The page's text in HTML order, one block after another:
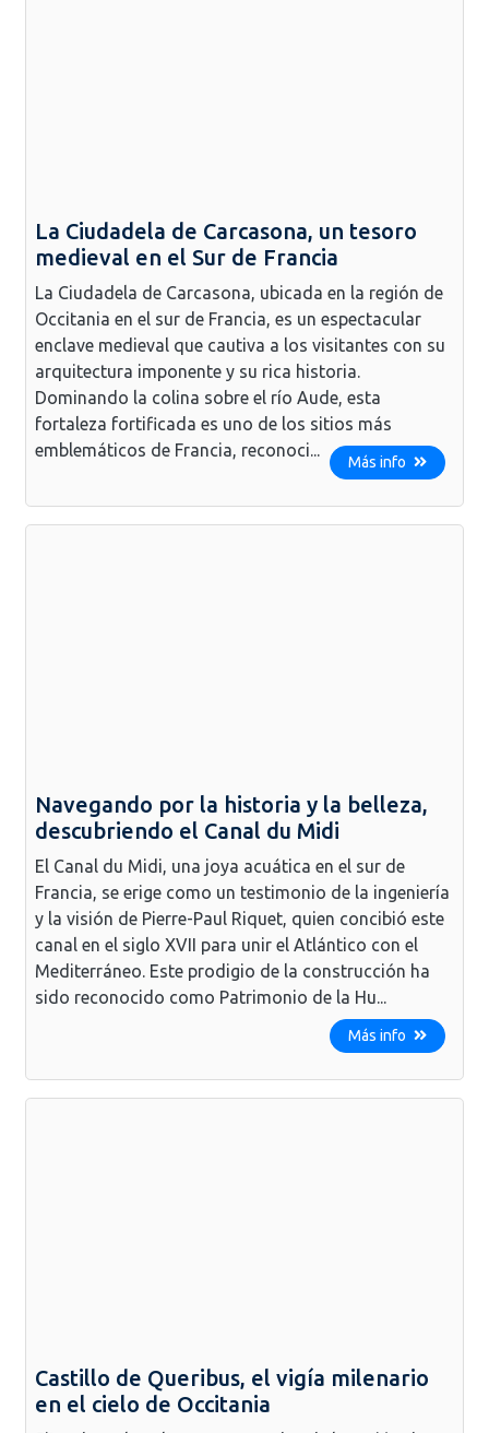
La Ciudadela de Carcasona, un tesoro
medieval en el Sur de Francia
La Ciudadela de Carcasona, ubicada en la región de
Occitania en el sur de Francia, es un espectacular
enclave medieval que cautiva a los visitantes con su
arquitectura imponente y su rica historia.
Dominando la colina sobre el río Aude, esta
fortaleza fortificada es uno de los sitios más
emblemáticos de Francia, reconoci...
Más info
Navegando por la historia y la belleza,
descubriendo el Canal du Midi
El Canal du Midi, una joya acuática en el sur de
Francia, se erige como un testimonio de la ingeniería
y la visión de Pierre-Paul Riquet, quien concibió este
canal en el siglo XVII para unir el Atlántico con el
Mediterráneo. Este prodigio de la construcción ha
sido reconocido como Patrimonio de la Hu...
Más info
Castillo de Queribus, el vigía milenario
en el cielo de Occitania